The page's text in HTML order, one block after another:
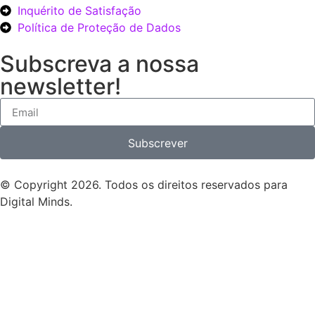
Inquérito de Satisfação
Política de Proteção de Dados
Subscreva a nossa
newsletter!
Subscrever
© Copyright 2026. Todos os direitos reservados para
Digital Minds.